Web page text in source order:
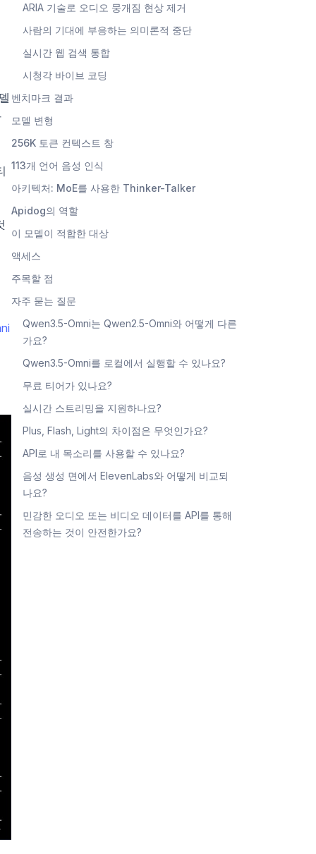
ARIA 기술로 오디오 뭉개짐 현상 제거
사람의 기대에 부응하는 의미론적 중단
실시간 웹 검색 통합
시청각 바이브 코딩
벤치마크 결과
모델 변형
256K 토큰 컨텍스트 창
113개 언어 음성 인식
아키텍처: MoE를 사용한 Thinker-Talker
Apidog의 역할
이 모델이 적합한 대상
액세스
주목할 점
자주 묻는 질문
Qwen3.5-Omni는 Qwen2.5-Omni와 어떻게 다른
가요?
Qwen3.5-Omni를 로컬에서 실행할 수 있나요?
무료 티어가 있나요?
실시간 스트리밍을 지원하나요?
Plus, Flash, Light의 차이점은 무엇인가요?
API로 내 목소리를 사용할 수 있나요?
음성 생성 면에서 ElevenLabs와 어떻게 비교되
나요?
민감한 오디오 또는 비디오 데이터를 API를 통해
전송하는 것이 안전한가요?